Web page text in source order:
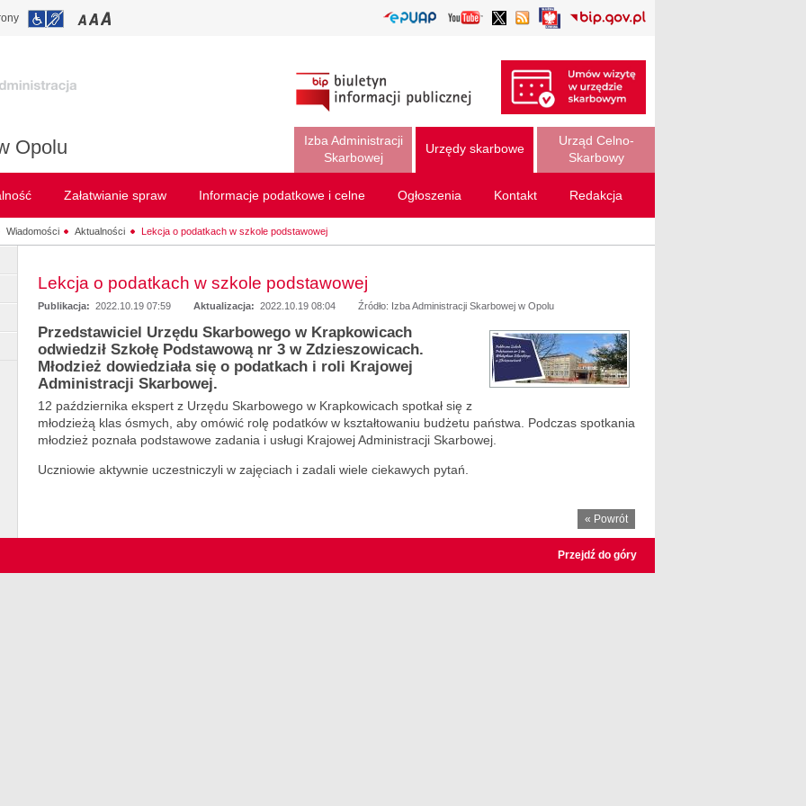
Opolu
Izba Administracji
Skarbowej
Urzędy skarbowe
Urząd Celno-
Skarbowy
Załatwianie spraw Informacje podatkowe i celne Ogłoszenia Kontakt Redakcja
Wiadomości Aktualności Lekcja o podatkach w szkole podstawowej
Lekcja o podatkach w szkole podstawowej
Publikacja: 2022.10.19 07:59 Aktualizacja: 2022.10.19 08:04 Źródło: Izba Administracji Skarbowej w Opolu
Przedstawiciel Urzędu Skarbowego w Krapkowicach
odwiedził Szkołę Podstawową nr 3 w Zdzieszowicach.
Młodzież dowiedziała się o podatkach i roli Krajowej
Administracji Skarbowej.
12 października ekspert z Urzędu Skarbowego w Krapkowicach spotkał się z
młodzieżą klas ósmych, aby omówić rolę podatków w kształtowaniu budżetu państwa. Podczas spotkania
młodzież poznała podstawowe zadania i usługi Krajowej Administracji Skarbowej.
Uczniowie aktywnie uczestniczyli w zajęciach i zadali wiele ciekawych pytań.
« Powrót
Przejdź do góry